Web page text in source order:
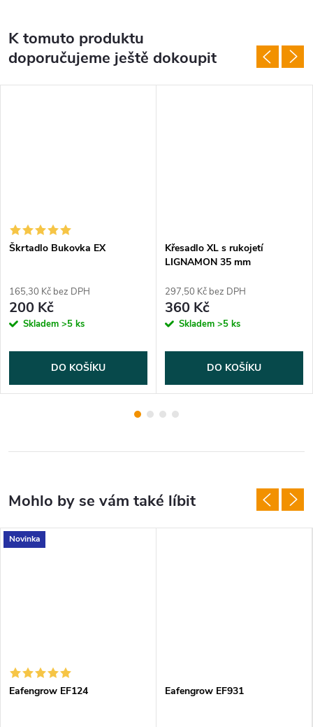
K tomuto produktu
doporučujeme ještě dokoupit
Škrtadlo Bukovka EX
165,30 Kč bez DPH
200 Kč
Skladem >5 ks
DO KOŠÍKU
Křesadlo XL s rukojetí
LIGNAMON 35 mm
297,50 Kč bez DPH
360 Kč
Skladem >5 ks
DO KOŠÍKU
Novinka
Eafengrow EF124 Eafengrow EF931